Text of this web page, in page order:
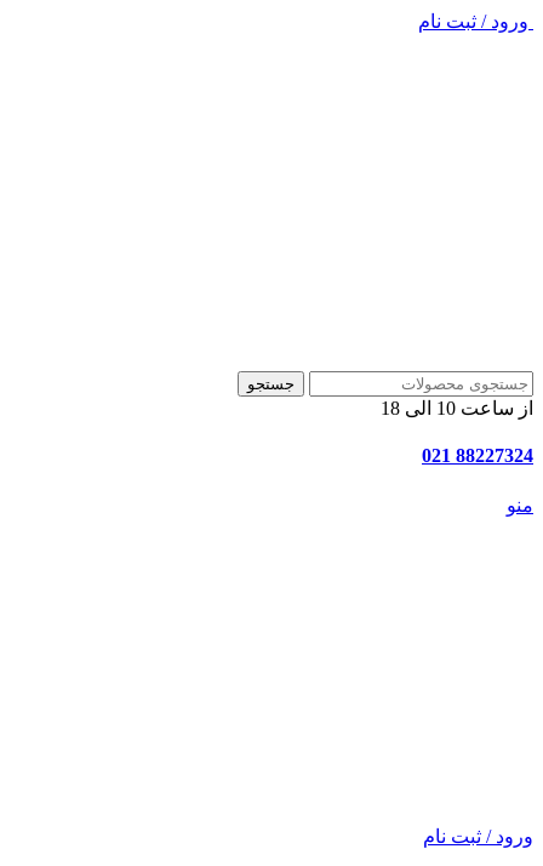
ورود / ثبت نام
جستجو
از ساعت 10 الی 18
88227324 021
منو
ورود / ثبت نام